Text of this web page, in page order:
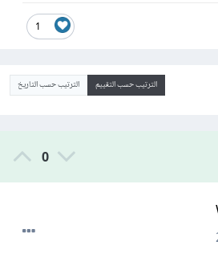
1
الترتيب حسب التقييم الترتيب حسب التاريخ
0